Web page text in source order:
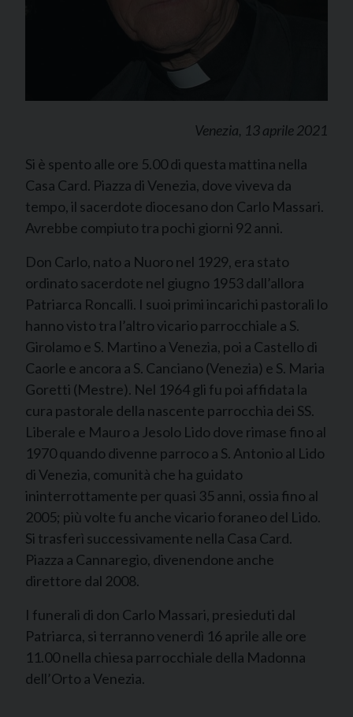
Venezia, 13 aprile 2021
Si è spento alle ore 5.00 di questa mattina nella
Casa Card. Piazza di Venezia, dove viveva da
tempo, il sacerdote diocesano don Carlo Massari.
Avrebbe compiuto tra pochi giorni 92 anni.
Don Carlo, nato a Nuoro nel 1929, era stato
ordinato sacerdote nel giugno 1953 dall’allora
Patriarca Roncalli. I suoi primi incarichi pastorali lo
hanno visto tra l’altro vicario parrocchiale a S.
Girolamo e S. Martino a Venezia, poi a Castello di
Caorle e ancora a S. Canciano (Venezia) e S. Maria
Goretti (Mestre). Nel 1964 gli fu poi affidata la
cura pastorale della nascente parrocchia dei SS.
Liberale e Mauro a Jesolo Lido dove rimase fino al
1970 quando divenne parroco a S. Antonio al Lido
di Venezia, comunità che ha guidato
ininterrottamente per quasi 35 anni, ossia fino al
2005; più volte fu anche vicario foraneo del Lido.
Si trasferì successivamente nella Casa Card.
Piazza a Cannaregio, divenendone anche
direttore dal 2008.
I funerali di don Carlo Massari, presieduti dal
Patriarca, si terranno venerdì 16 aprile alle ore
11.00 nella chiesa parrocchiale della Madonna
dell’Orto a Venezia.